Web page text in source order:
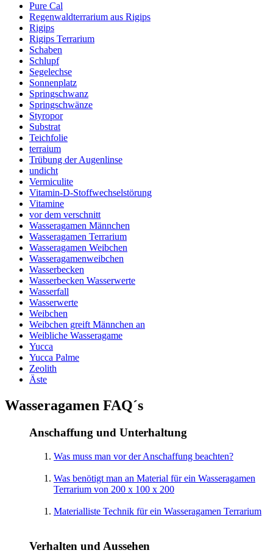
Pure Cal
Regenwaldterrarium aus Rigips
Rigips
Rigips Terrarium
Schaben
Schlupf
Segelechse
Sonnenplatz
Springschwanz
Springschwänze
Styropor
Substrat
Teichfolie
terraium
Trübung der Augenlinse
undicht
Vermiculite
Vitamin-D-Stoffwechselstörung
Vitamine
vor dem verschnitt
Wasseragamen Männchen
Wasseragamen Terrarium
Wasseragamen Weibchen
Wasseragamenweibchen
Wasserbecken
Wasserbecken Wasserwerte
Wasserfall
Wasserwerte
Weibchen
Weibchen greift Männchen an
Weibliche Wasseragame
Yucca
Yucca Palme
Zeolith
Äste
Wasseragamen FAQ´s
Anschaffung und Unterhaltung
Was muss man vor der Anschaffung beachten?
Was benötigt man an Material für ein Wasseragamen
Terrarium von 200 x 100 x 200
Materialliste Technik für ein Wasseragamen Terrarium
Verhalten und Aussehen